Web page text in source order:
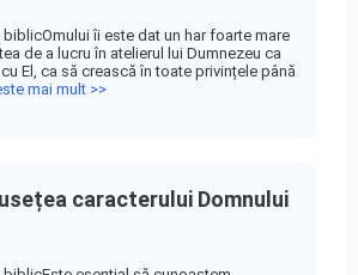
îi este dat un har foarte mare
de a lucru în atelierul lui Dumnezeu ca
El, ca să crească în toate privințele până
mai mult >>
caracterului Domnului